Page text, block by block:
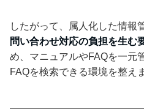
したがって、属人化した情報
問い合わせ対応の負担を生む
め、マニュアルやFAQを一元
FAQを検索できる環境を整え